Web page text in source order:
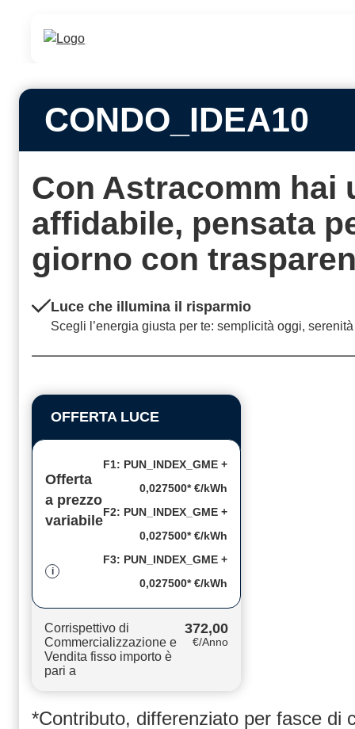
CONDO_IDEA10
Con Astracomm hai
affidabile, pensata
giorno con
Luce che illumina il risparmio
Scegli l’energia giusta per te: semplicità oggi,
OFFERTA LUCE
Offerta
a prezzo
variabile
i
F1: PUN_INDEX_GME +
0,027500* €/kWh
F2: PUN_INDEX_GME +
0,027500* €/kWh
F3: PUN_INDEX_GME +
0,027500* €/kWh
Corrispettivo di
Commercializzazione e
Vendita fisso importo è
pari a
372,00
€/Anno
*Contributo, differenziato per fasce di